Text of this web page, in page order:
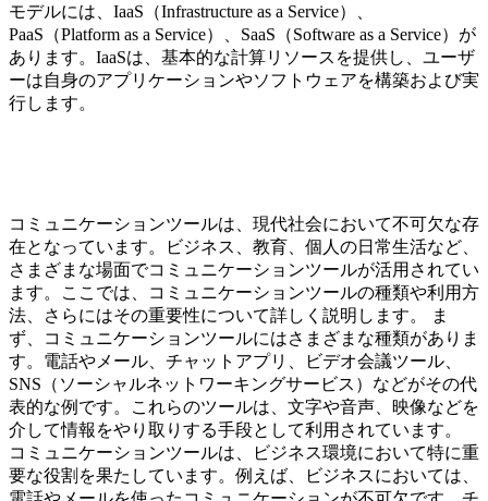
モデルには、IaaS（Infrastructure as a Service）、
PaaS（Platform as a Service）、SaaS（Software as a Service）が
あります。IaaSは、基本的な計算リソースを提供し、ユーザ
ーは自身のアプリケーションやソフトウェアを構築および実
行します。
コミュニケーションツールは、現代社会において不可欠な存
在となっています。ビジネス、教育、個人の日常生活など、
さまざまな場面でコミュニケーションツールが活用されてい
ます。ここでは、コミュニケーションツールの種類や利用方
法、さらにはその重要性について詳しく説明します。 ま
ず、コミュニケーションツールにはさまざまな種類がありま
す。電話やメール、チャットアプリ、ビデオ会議ツール、
SNS（ソーシャルネットワーキングサービス）などがその代
表的な例です。これらのツールは、文字や音声、映像などを
介して情報をやり取りする手段として利用されています。
コミュニケーションツールは、ビジネス環境において特に重
要な役割を果たしています。例えば、ビジネスにおいては、